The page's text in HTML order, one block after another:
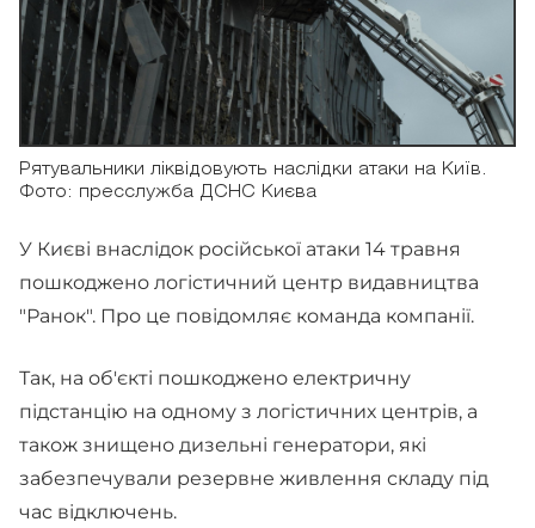
Рятувальники ліквідовують наслідки атаки на Київ.
Фото: пресслужба ДСНС Києва
У Києві внаслідок російської атаки 14 травня
пошкоджено логістичний центр видавництва
"Ранок". Про це повідомляє команда компанії.
Так, на об'єкті пошкоджено електричну
підстанцію на одному з логістичних центрів, а
також знищено дизельні генератори, які
забезпечували резервне живлення складу під
час відключень.